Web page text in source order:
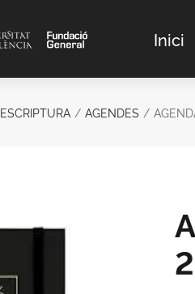
Inici
ESCRIPTURA AGENDES